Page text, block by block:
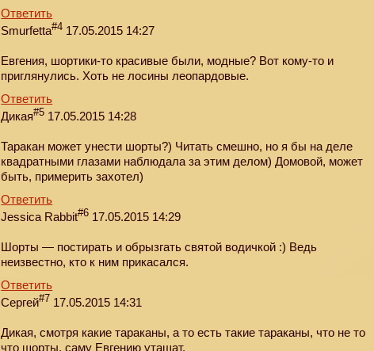
Ответить
Smurfetta#4 17.05.2015 14:27
Евгения, шортики-то красивые были, модные? Вот кому-то и
приглянулись. Хоть не лосины леопардовые.
Ответить
Дикая#5 17.05.2015 14:28
Таракан может унести шорты?) Читать смешно, но я бы на деле
квадратными глазами наблюдала за этим делом) Домовой, может
быть, примерить захотел)
Ответить
Jessica Rabbit#6 17.05.2015 14:29
Шорты — постирать и обрызгать святой водичкой :) Ведь
неизвестно, кто к ним прикасался.
Ответить
Сергей#7 17.05.2015 14:31
Дикая, смотря какие тараканы, а то есть такие тараканы, что не то
что шорты, саму Евгению утащат.